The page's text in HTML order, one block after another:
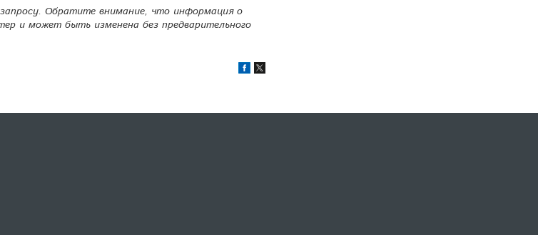
Обратите внимание, что информация о
и может быть изменена без предварительного